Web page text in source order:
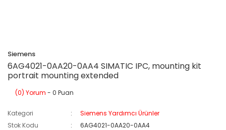
Siemens
6AG4021-0AA20-0AA4 SIMATIC IPC, mounting kit
portrait mounting extended
(0) Yorum - 0 Puan
Kategori
Siemens Yardımcı Ürünler
Stok Kodu
6AG4021-0AA20-0AA4